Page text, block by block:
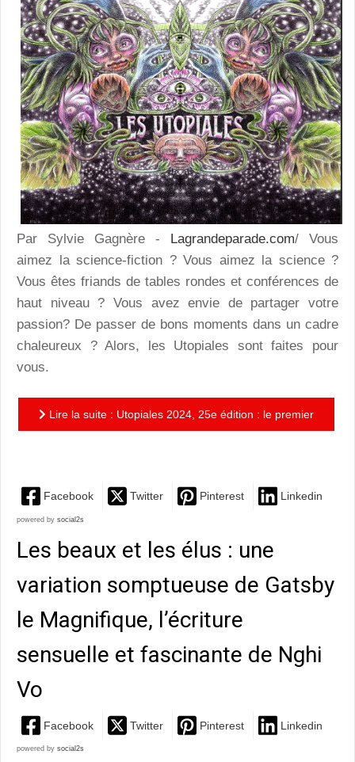
Par Sylvie Gagnère - Lagrandeparade.com/ Vous
aimez la science-fiction ? Vous aimez la science ?
Vous êtes friands de tables rondes et conférences de
haut niveau ? Vous avez envie de partager votre
passion? De passer de bons moments dans un cadre
chaleureux ? Alors, les Utopiales sont faites pour
vous.
Lire la suite : Utopiales 2024, 25e édition : le premier
Facebook Twitter Pinterest Linkedin
powered by social2s
Les beaux et les élus : une
variation somptueuse de Gatsby
le Magnifique, l’écriture
sensuelle et fascinante de Nghi
Vo
Facebook Twitter Pinterest Linkedin
powered by social2s